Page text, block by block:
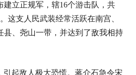
建立正规军，辖16个游击队，共
这支人民武装经常活跃在南宫、
县、尧山一带，并达到了敌我相持
引起敌人极大恐慌。蒋介石急令宋